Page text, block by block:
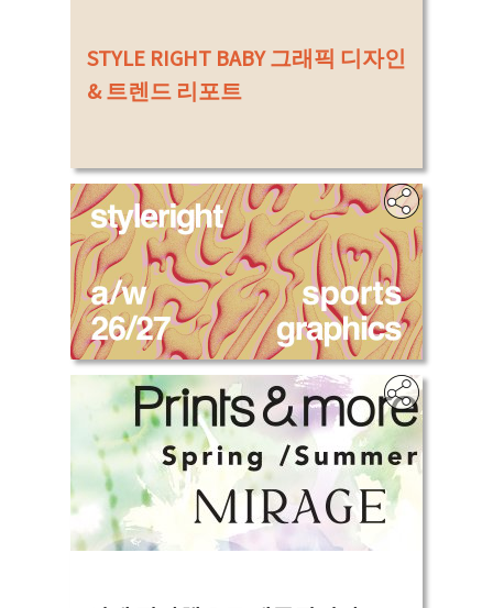
STYLE RIGHT BABY 그래픽 디자인
& 트렌드 리포트